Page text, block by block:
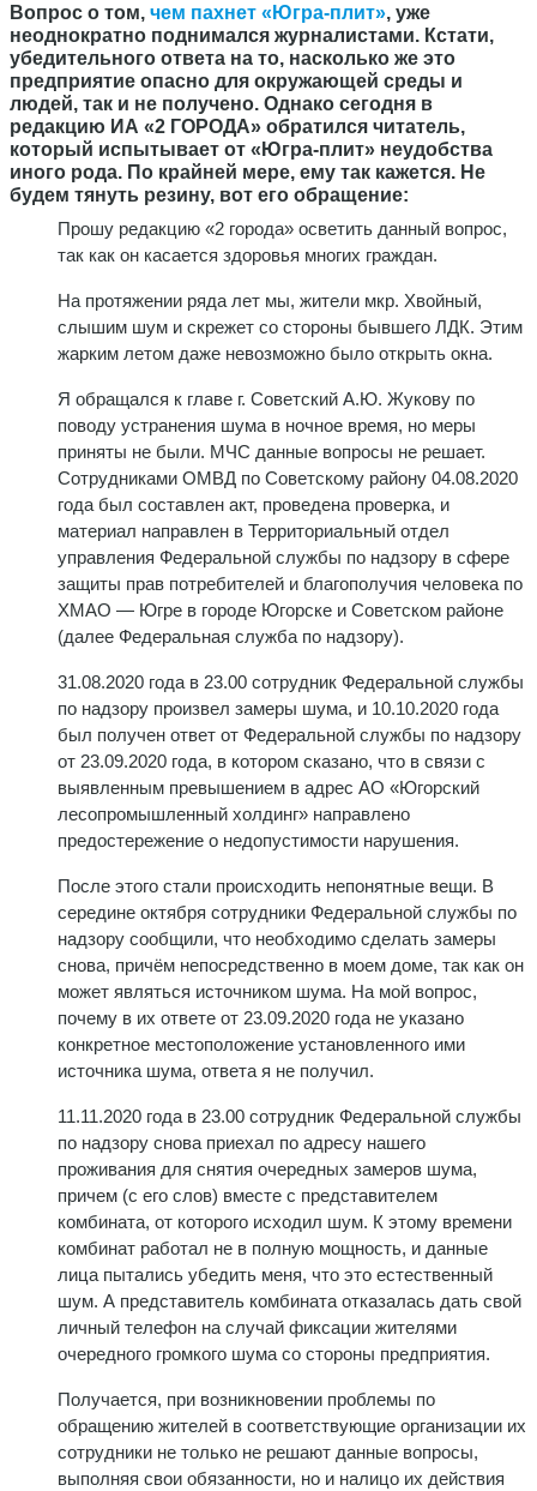
Вопрос о том, чем пахнет «Югра-плит», уже
неоднократно поднимался журналистами. Кстати,
убедительного ответа на то, насколько же это
предприятие опасно для окружающей среды и
людей, так и не получено. Однако сегодня в
редакцию ИА «2 ГОРОДА» обратился читатель,
который испытывает от «Югра-плит» неудобства
иного рода. По крайней мере, ему так кажется. Не
будем тянуть резину, вот его обращение:
Прошу редакцию «2 города» осветить данный вопрос,
так как он касается здоровья многих граждан.
На протяжении ряда лет мы, жители мкр. Хвойный,
слышим шум и скрежет со стороны бывшего ЛДК. Этим
жарким летом даже невозможно было открыть окна.
Я обращался к главе г. Советский А.Ю. Жукову по
поводу устранения шума в ночное время, но меры
приняты не были. МЧС данные вопросы не решает.
Сотрудниками ОМВД по Советскому району 04.08.2020
года был составлен акт, проведена проверка, и
материал направлен в Территориальный отдел
управления Федеральной службы по надзору в сфере
защиты прав потребителей и благополучия человека по
ХМАО — Югре в городе Югорске и Советском районе
(далее Федеральная служба по надзору).
31.08.2020 года в 23.00 сотрудник Федеральной службы
по надзору произвел замеры шума, и 10.10.2020 года
был получен ответ от Федеральной службы по надзору
от 23.09.2020 года, в котором сказано, что в связи с
выявленным превышением в адрес АО «Югорский
лесопромышленный холдинг» направлено
предостережение о недопустимости нарушения.
После этого стали происходить непонятные вещи. В
середине октября сотрудники Федеральной службы по
надзору сообщили, что необходимо сделать замеры
снова, причём непосредственно в моем доме, так как он
может являться источником шума. На мой вопрос,
почему в их ответе от 23.09.2020 года не указано
конкретное местоположение установленного ими
источника шума, ответа я не получил.
11.11.2020 года в 23.00 сотрудник Федеральной службы
по надзору снова приехал по адресу нашего
проживания для снятия очередных замеров шума,
причем (с его слов) вместе с представителем
комбината, от которого исходил шум. К этому времени
комбинат работал не в полную мощность, и данные
лица пытались убедить меня, что это естественный
шум. А представитель комбината отказалась дать свой
личный телефон на случай фиксации жителями
очередного громкого шума со стороны предприятия.
Получается, при возникновении проблемы по
обращению жителей в соответствующие организации их
сотрудники не только не решают данные вопросы,
выполняя свои обязанности, но и налицо их действия